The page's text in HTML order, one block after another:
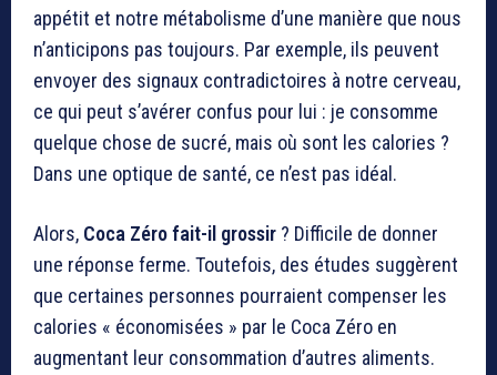
appétit et notre métabolisme d’une manière que nous
n’anticipons pas toujours. Par exemple, ils peuvent
envoyer des signaux contradictoires à notre cerveau,
ce qui peut s’avérer confus pour lui : je consomme
quelque chose de sucré, mais où sont les calories ?
Dans une optique de santé, ce n’est pas idéal.
Alors, Coca Zéro fait-il grossir ? Difficile de donner
une réponse ferme. Toutefois, des études suggèrent
que certaines personnes pourraient compenser les
calories « économisées » par le Coca Zéro en
augmentant leur consommation d’autres aliments.